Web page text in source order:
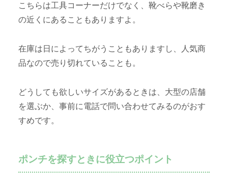
こちらは工具コーナーだけでなく、靴べらや靴磨き
の近くにあることもありますよ。
在庫は日によってちがうこともありますし、人気商
品なので売り切れていることも。
どうしても欲しいサイズがあるときは、大型の店舗
を選ぶか、事前に電話で問い合わせてみるのがおす
すめです。
ポンチを探すときに役立つポイント